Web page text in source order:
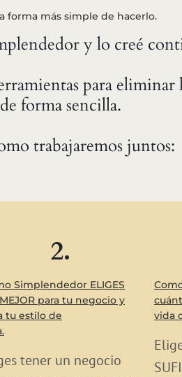
forma más simple de hacerlo.
y lo creé
para
de forma sencilla.
trabajaremos juntos:
2.
Simplendedor ELIGES
para tu negocio y
tu estilo de
tener un negocio
vida